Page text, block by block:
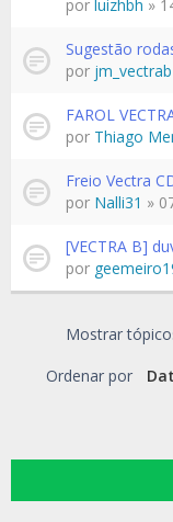
por luizhbh »
Sugestão
por jm_vectrab
FAROL
por Thiago
Freio Vectra
por Nalli31 »
[VECTRA B]
por
Mostrar
Ordenar por